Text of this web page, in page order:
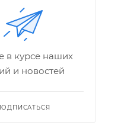
в курсе наших
и новостей